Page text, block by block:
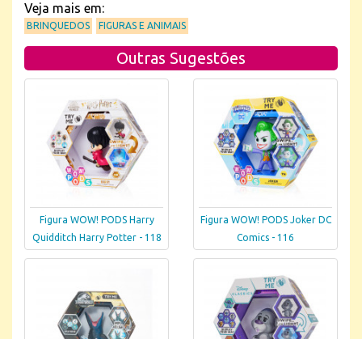
Veja mais em:
BRINQUEDOS FIGURAS E ANIMAIS
Outras Sugestões
Figura WOW! PODS Harry
Quidditch Harry Potter - 118
Figura WOW! PODS Joker DC
Comics - 116